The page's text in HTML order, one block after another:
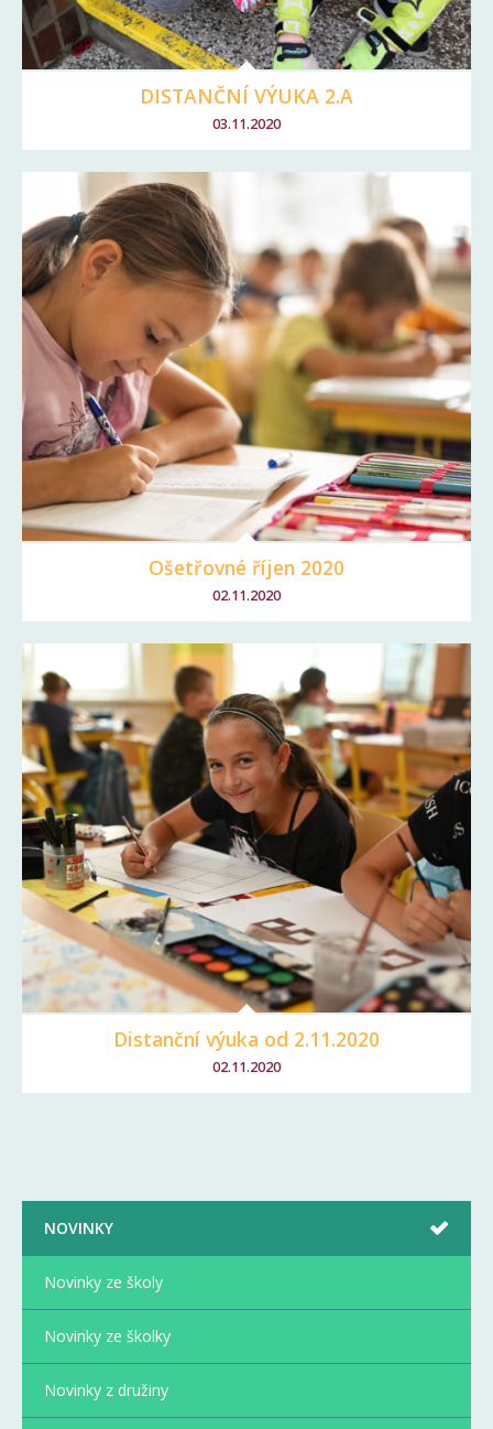
DISTANČNÍ VÝUKA 2.A
03.11.2020
Ošetřovné říjen 2020
02.11.2020
Distanční výuka od 2.11.2020
02.11.2020
NOVINKY
Novinky ze školy
Novinky ze školky
Novinky z družiny